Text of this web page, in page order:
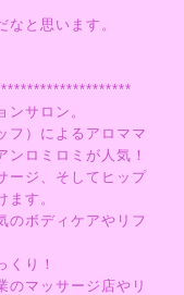
と思います。
サロン。
フ）によるアロママ
ロミロミが人気！
ージ、そしてヒップ
す。
のボディケアやリフ
り！
のマッサージ店やリ